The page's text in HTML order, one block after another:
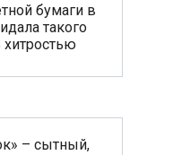
бумаги в
такого
хитростью
– сытный,